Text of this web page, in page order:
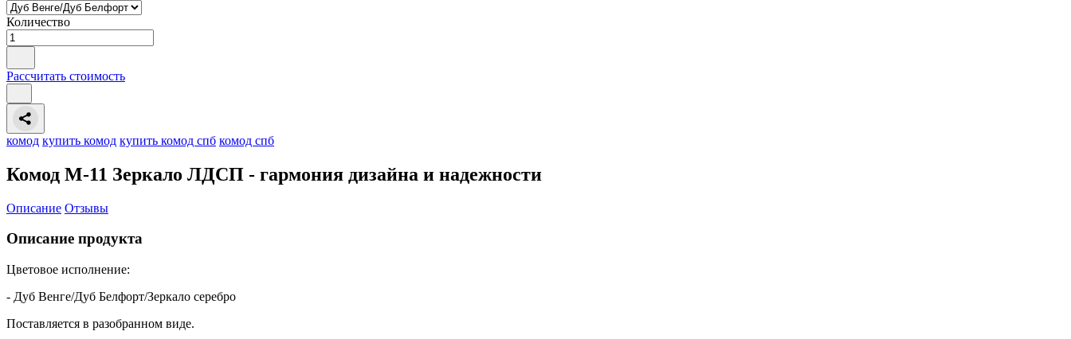
Количество
Рассчитать стоимость
комод купить комод купить комод спб комод спб
Комод М-11 Зеркало ЛДСП - гармония дизайна и надежности
Описание Отзывы
Описание продукта
Цветовое исполнение:
- Дуб Венге/Дуб Белфорт/Зеркало серебро
Поставляется в разобранном виде.